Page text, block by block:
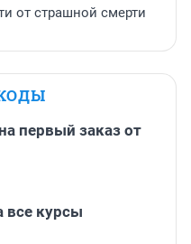
от страшной смерти
первый заказ от
все курсы